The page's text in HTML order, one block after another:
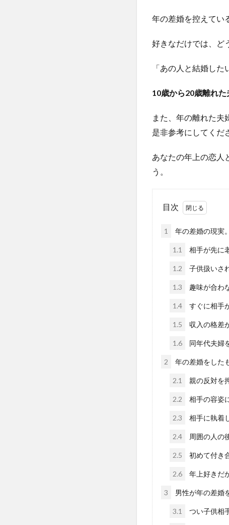
年の差婚を控えてい
好きなだけでは、ど
「あの人と結婚し
10歳から20歳離れ
また、年の離れた夫
是非参考にしてくだ
あなたの年上の恋人
う。
目次
1 年の差婚の現実
1.1 相手が先に
1.2 子供扱いさ
1.3 趣味が合わ
1.4 すぐに相手
1.5 収入の格差
1.6 同年代夫婦
2 年の差婚をした
2.1 親の反対を
2.2 相手の容姿
2.3 相手に執着
2.4 周囲の人の
2.5 初めて付き
2.6 年上好きだ
3 男性が年の差婚
3.1 つい子供相